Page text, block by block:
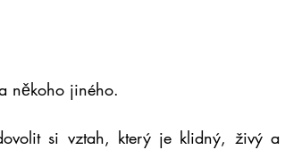
někoho jiného.
si vztah, který je klidný, živý a